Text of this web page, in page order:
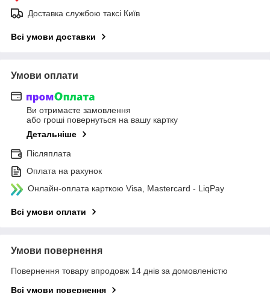
Доставка службою таксі Київ
Всі умови доставки
Умови оплати
Ви отримаєте замовлення
або гроші повернуться на вашу картку
Детальніше
Післяплата
Оплата на рахунок
Онлайн-оплата карткою Visa, Mastercard - LiqPay
Всі умови оплати
Умови повернення
Повернення товару впродовж 14 днів за домовленістю
Всі умови повернення